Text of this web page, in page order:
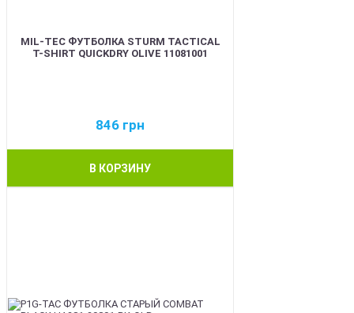
MIL-TEC ФУТБОЛКА STURM TACTICAL
T-SHIRT QUICKDRY OLIVE 11081001
846 грн
В КОРЗИНУ